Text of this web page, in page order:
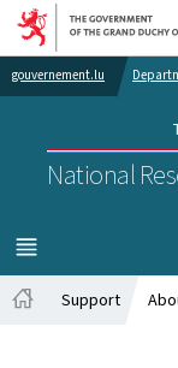
gouvernement.lu
National
MENU
MAIN
Support